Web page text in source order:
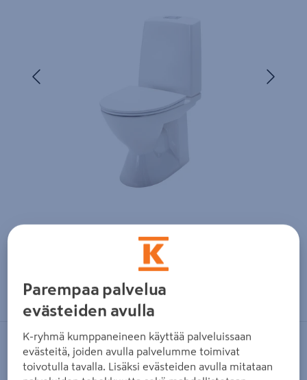
Zoomaa kuvaa sormilla kosketusnäytöllä
Wc-istuin IDO Glow 60 2-t ilman
Parempaa palvelua
evästeiden avulla
K-ryhmä kumppaneineen käyttää palveluissaan
evästeitä, joiden avulla palvelumme toimivat
toivotulla tavalla. Lisäksi evästeiden avulla mitataan